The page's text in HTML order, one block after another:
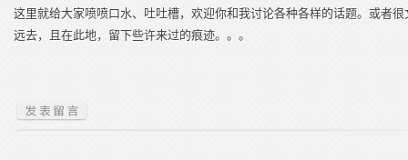
这里就给大家喷喷口水、吐吐槽，欢迎你和我讨论各种各样的话题。或者
远去，且在此地，留下些许来过的痕迹。。。